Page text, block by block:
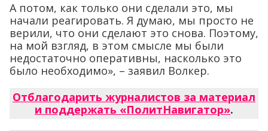
А потом, как только они сделали это, мы
начали реагировать. Я думаю, мы просто не
верили, что они сделают это снова. Поэтому,
на мой взгляд, в этом смысле мы были
недостаточно оперативны, насколько это
было необходимо», – заявил Волкер.
Отблагодарить журналистов за материал
и поддержать «ПолитНавигатор».